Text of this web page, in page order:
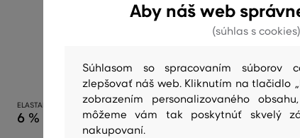
ELASTAN
6 %
Aby náš web
(súhlas s cookies)
Súhlasom so spracovaním súborov
zlepšovať náš web. Kliknutím na tlačidlo
zobrazením personalizovaného
môžeme vám tak poskytnúť skvelý
nakupovaní.